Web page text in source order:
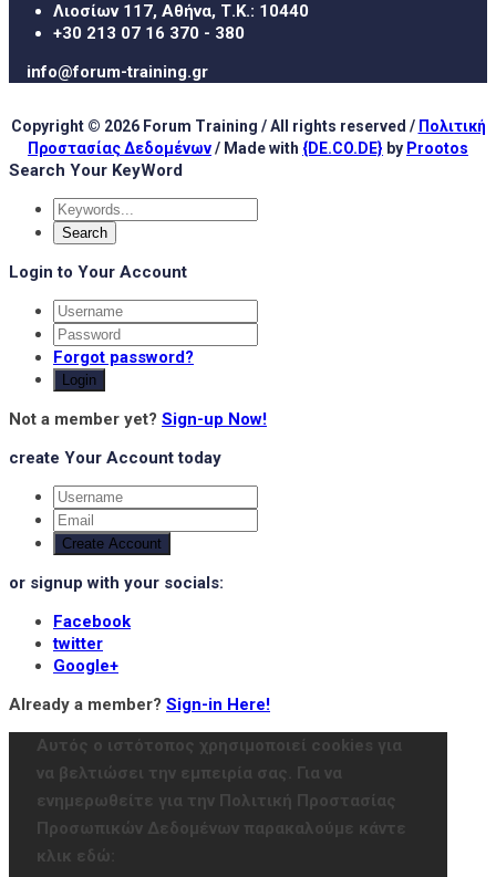
Λιοσίων 117, Αθήνα, Τ.Κ.: 10440
+30 213 07 16 370 - 380
info@forum-training.gr
Copyright © 2026 Forum Training / All rights reserved / Πολιτική
Προστασίας Δεδομένων/ Made with {DE.CO.DE} by Prootos
Search Your KeyWord
Login to Your Account
Forgot password?
Login
Not a member yet? Sign-up Now!
create Your Account today
Create Account
or signup with your socials:
Facebook
twitter
Google+
Already a member? Sign-in Here!
Αυτός ο ιστότοπος χρησιμοποιεί cookies για
να βελτιώσει την εμπειρία σας. Για να
ενημερωθείτε για την Πολιτική Προστασίας
Προσωπικών Δεδομένων παρακαλούμε κάντε
κλικ εδώ: